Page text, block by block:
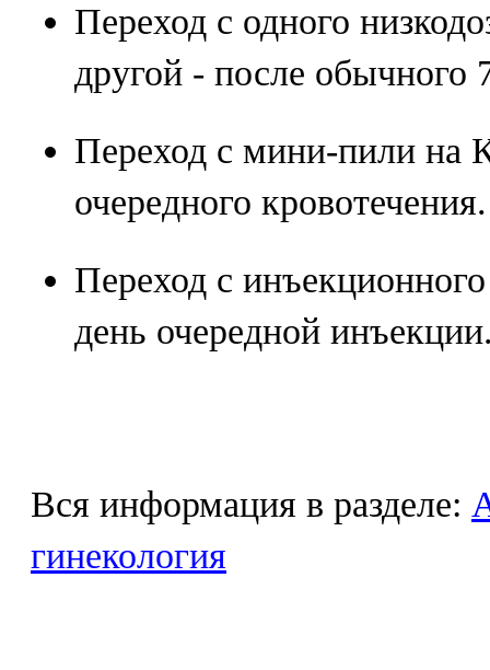
Переход с одного
другой - после обычного
Переход с мини-пили на
очередного кровотечения.
Переход с
день очередной
Вся информация в разделе:
гинекология